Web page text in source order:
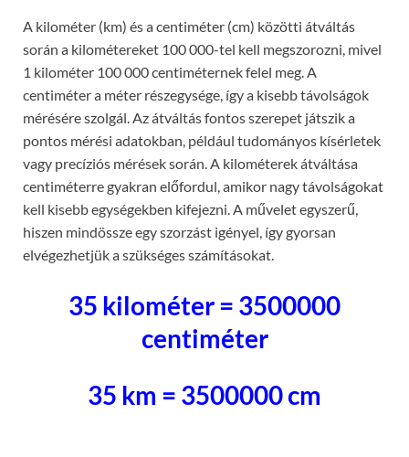
A kilométer (km) és a centiméter (cm) közötti átváltás
során a kilométereket 100 000-tel kell megszorozni, mivel
1 kilométer 100 000 centiméternek felel meg. A
centiméter a méter részegysége, így a kisebb távolságok
mérésére szolgál. Az átváltás fontos szerepet játszik a
pontos mérési adatokban, például tudományos kísérletek
vagy precíziós mérések során. A kilométerek átváltása
centiméterre gyakran előfordul, amikor nagy távolságokat
kell kisebb egységekben kifejezni. A művelet egyszerű,
hiszen mindössze egy szorzást igényel, így gyorsan
elvégezhetjük a szükséges számításokat.
35 kilométer = 3500000
centiméter
35 km = 3500000 cm